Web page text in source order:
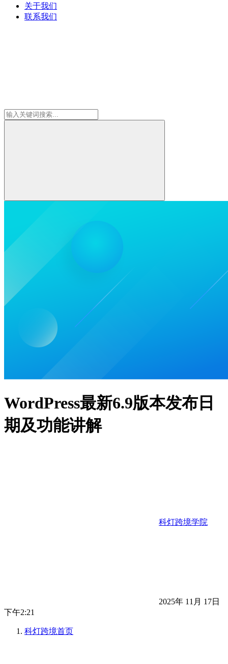
关于我们
联系我们
WordPress最新6.9版本发布日
期及功能讲解
科灯跨境学院
2025年 11月 17日
下午2:21
科灯跨境首页